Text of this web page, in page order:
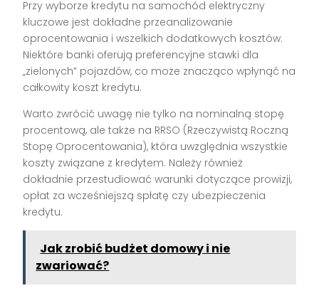
Przy wyborze kredytu na samochód elektryczny
kluczowe jest dokładne przeanalizowanie
oprocentowania i wszelkich dodatkowych kosztów.
Niektóre banki oferują preferencyjne stawki dla
„zielonych” pojazdów, co może znacząco wpłynąć na
całkowity koszt kredytu.
Warto zwrócić uwagę nie tylko na nominalną stopę
procentową, ale także na RRSO (Rzeczywistą Roczną
Stopę Oprocentowania), która uwzględnia wszystkie
koszty związane z kredytem. Należy również
dokładnie przestudiować warunki dotyczące prowizji,
opłat za wcześniejszą spłatę czy ubezpieczenia
kredytu.
Jak zrobić budżet domowy i nie
zwariować?